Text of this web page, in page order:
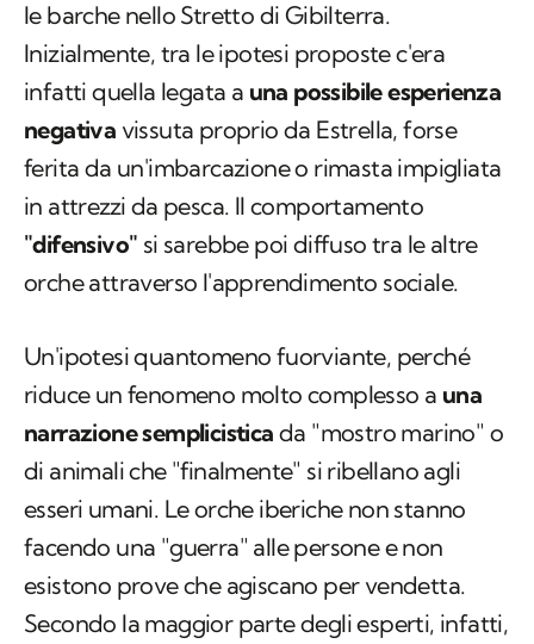
le barche nello Stretto di Gibilterra.
Inizialmente, tra le ipotesi proposte c'era
infatti quella legata a una possibile esperienza
negativa vissuta proprio da Estrella, forse
ferita da un'imbarcazione o rimasta impigliata
in attrezzi da pesca. Il comportamento
"difensivo" si sarebbe poi diffuso tra le altre
orche attraverso l'apprendimento sociale.
Un'ipotesi quantomeno fuorviante, perché
riduce un fenomeno molto complesso a una
narrazione semplicistica da "mostro marino" o
di animali che "finalmente" si ribellano agli
esseri umani. Le orche iberiche non stanno
facendo una "guerra" alle persone e non
esistono prove che agiscano per vendetta.
Secondo la maggior parte degli esperti, infatti,